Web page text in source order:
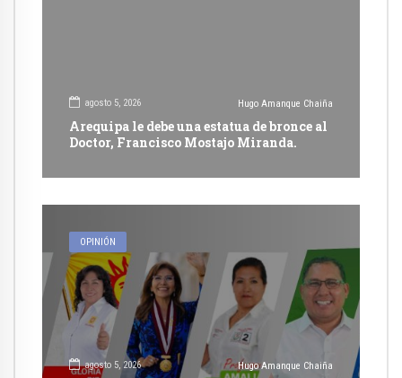
agosto 5, 2026 Hugo Amanque Chaiña
Arequipa le debe una estatua de bronce al
Doctor, Francisco Mostajo Miranda.
OPINIÓN
agosto 5, 2026 Hugo Amanque Chaiña